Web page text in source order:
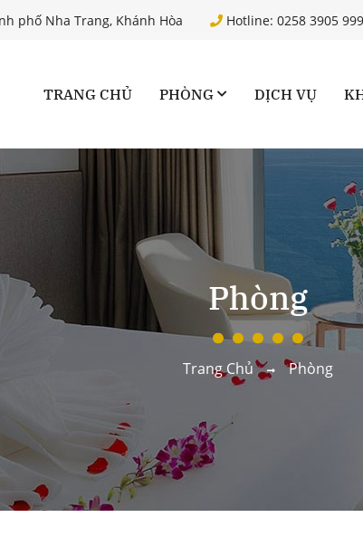
TRANG CHỦ PHÒNG DỊCH VỤ
phố Nha Trang, Khánh Hòa Hotline: 0258 3905 999
Phòng
Trang Chủ Phòng